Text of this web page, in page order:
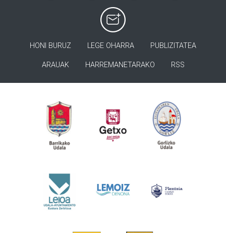
HONI BURUZ LEGE OHARRA PUBLIZITATEA
ARAUAK HARREMANETARAKO RSS